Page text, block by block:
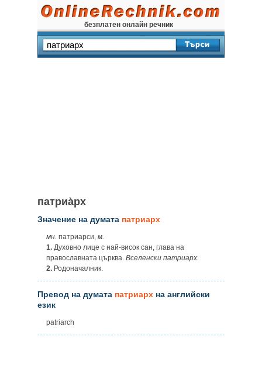
безплатен онлайн речник
патриа̀рх
Значение на думата патриарх
мн. патриарси, м.
1. Духовно лице с най-висок сан, глава на
православната църква. Вселенски патриарх.
2. Родоначалник.
Превод на думата патриарх на английски
език
patriarch